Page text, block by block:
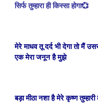
सिर्फ तुम्हारा ही किस्सा होगा💞
मेरे माधव तू दर्द भी देगा तो मैं
एक मेरा जनून है मुझे
बड़ा मीठा नशा है मेरे कृष्ण